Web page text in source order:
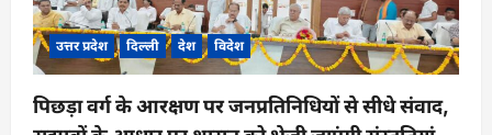
n
उत्तर प्रदेश दिल्ली देश विदेश
पिछड़ा वर्ग के आरक्षण पर जनप्रतिनिधियों से सीधे संवाद,